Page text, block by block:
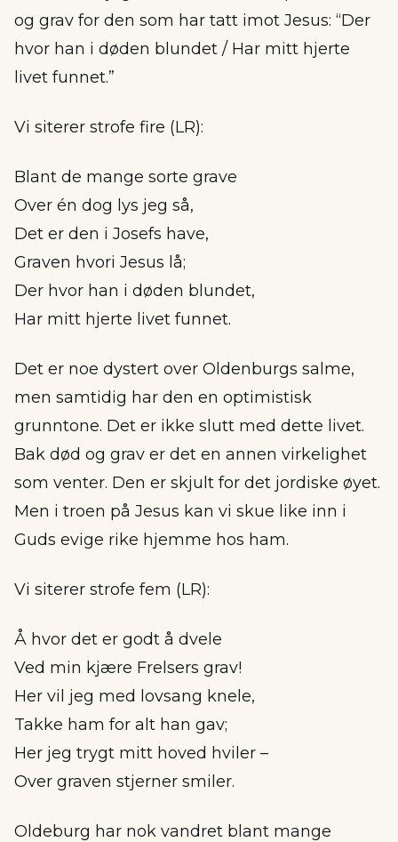
og grav for den som har tatt imot Jesus: “Der
hvor han i døden blundet / Har mitt hjerte
livet funnet.”
Vi siterer strofe fire (LR):
Blant de mange sorte grave
Over én dog lys jeg så,
Det er den i Josefs have,
Graven hvori Jesus lå;
Der hvor han i døden blundet,
Har mitt hjerte livet funnet.
Det er noe dystert over Oldenburgs salme,
men samtidig har den en optimistisk
grunntone. Det er ikke slutt med dette livet.
Bak død og grav er det en annen virkelighet
som venter. Den er skjult for det jordiske øyet.
Men i troen på Jesus kan vi skue like inn i
Guds evige rike hjemme hos ham.
Vi siterer strofe fem (LR):
Å hvor det er godt å dvele
Ved min kjære Frelsers grav!
Her vil jeg med lovsang knele,
Takke ham for alt han gav;
Her jeg trygt mitt hoved hviler –
Over graven stjerner smiler.
Oldeburg har nok vandret blant mange